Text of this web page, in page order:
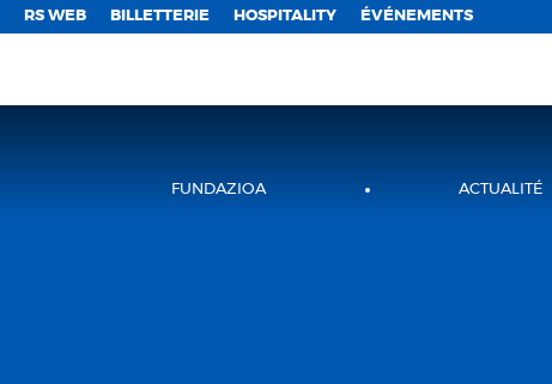
RS WEB BILLETTERIE HOSPITALITY ÉVÉNEMENTS
FUNDAZIOA ACTUALITÉ